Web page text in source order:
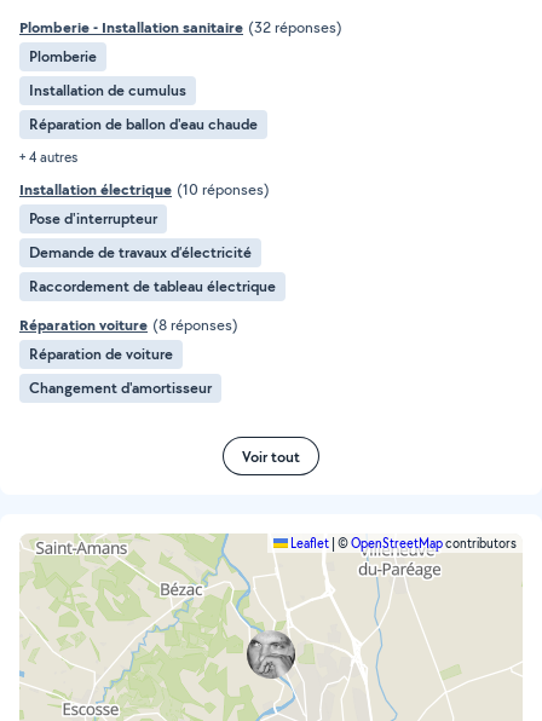
Plomberie - Installation sanitaire (32 réponses)
Plomberie
Installation de cumulus
Réparation de ballon d'eau chaude
+ 4 autres
Installation électrique (10 réponses)
Pose d'interrupteur
Demande de travaux d’électricité
Raccordement de tableau électrique
Réparation voiture (8 réponses)
Réparation de voiture
Changement d'amortisseur
Voir tout
Leaflet ©OpenStreetMapcontributors